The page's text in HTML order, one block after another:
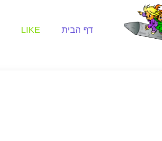
דף הבית LIKE